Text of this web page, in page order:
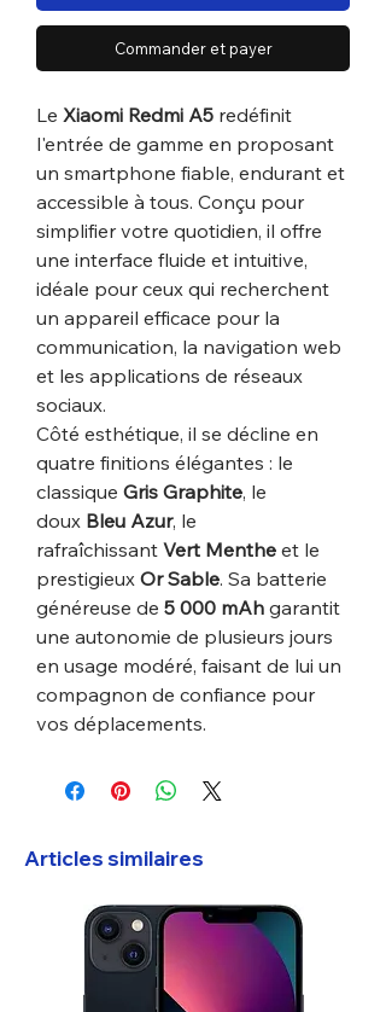
Commander et payer
Le Xiaomi Redmi A5 redéfinit
l'entrée de gamme en proposant
un smartphone fiable, endurant et
accessible à tous. Conçu pour
simplifier votre quotidien, il offre
une interface fluide et intuitive,
idéale pour ceux qui recherchent
un appareil efficace pour la
communication, la navigation web
et les applications de réseaux
sociaux.
Côté esthétique, il se décline en
quatre finitions élégantes : le
classique Gris Graphite, le
doux Bleu Azur, le
rafraîchissant Vert Menthe et le
prestigieux Or Sable. Sa batterie
généreuse de 5 000 mAh garantit
une autonomie de plusieurs jours
en usage modéré, faisant de lui un
compagnon de confiance pour
vos déplacements.
Articles similaires